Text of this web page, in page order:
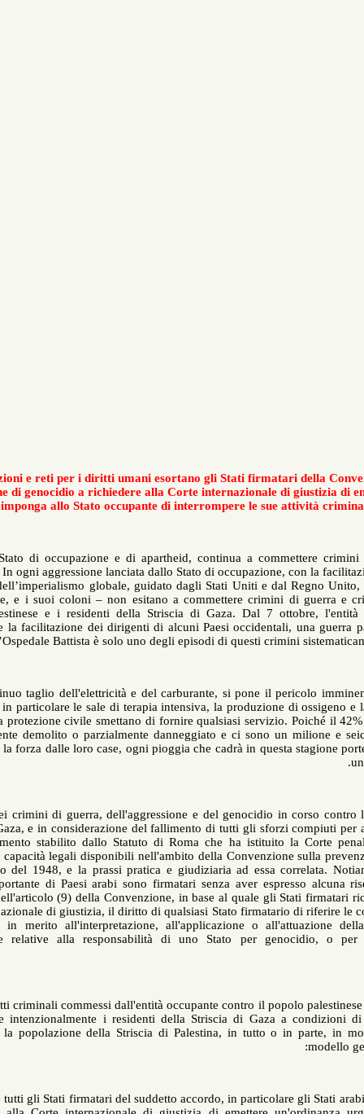
organizzazioni e reti per i diritti umani esortano gli Stati
del crimine di genocidio a richiedere alla Corte internazionale
che imponga allo Stato occupante di interrompere le sue
Israele, lo Stato di occupazione e di apartheid, continua a
palestinese. In ogni aggressione lanciata dallo Stato di
del centro dell’imperialismo globale, guidato dagli Stati Uniti e
forze armate, e i suoi coloni – non esitano a commettere
popolo palestinese e i residenti della Striscia di Gaza. Dal 7
complicità e la facilitazione dei dirigenti di alcuni Paesi
crimine all’Ospedale Battista è solo uno degli episodi di questi
Con il continuo taglio dell'elettricità e del carburante, si pone il
funzionare, in particolare le sale di terapia intensiva, la produzione
veicoli della protezione civile smettano di fornire qualsiasi servizio.
completamente demolito o parzialmente danneggiato e ci sono
rimossi con la forza dalle loro case, ogni pioggia che cadrà in
Alla luce dei crimini di guerra, dell'aggressione e del genocidio in
Striscia di Gaza, e in considerazione del fallimento di tutti gli sforzi
di perseguimento stabilito dallo Statuto di Roma che ha istituito
utilizzare le capacità legali disponibili nell'ambito della
di genocidio del 1948, e la prassi pratica e giudiziaria ad essa
numero importante di Paesi arabi sono firmatari senza aver
contenuta nell'articolo (9) della Convenzione, in base al quale gli
Corte internazionale di giustizia, il diritto di qualsiasi Stato firmatario
tra le parti in merito all'interpretazione, all'applicazione o
controversie relative alla responsabilità di uno Stato per
Poiché gli atti criminali commessi dall'entità occupante contro il
il sottoporre intenzionalmente i residenti della Striscia di Gaza
fisicamente la popolazione della Striscia di Palestina, in tutto o
Primo : Che tutti gli Stati firmatari del suddetto accordo, in